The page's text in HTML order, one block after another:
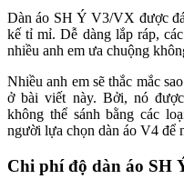
Dàn áo SH Ý V3/VX được
kế tỉ mỉ. Dễ dàng lắp ráp,
nhiều anh em ưa chuộng
Nhiều anh em sẽ thắc mắc
ở bài viết này. Bởi, nó
không thể sánh bằng các
người lựa chọn dàn áo V4 để
Chi phí độ dàn áo SH